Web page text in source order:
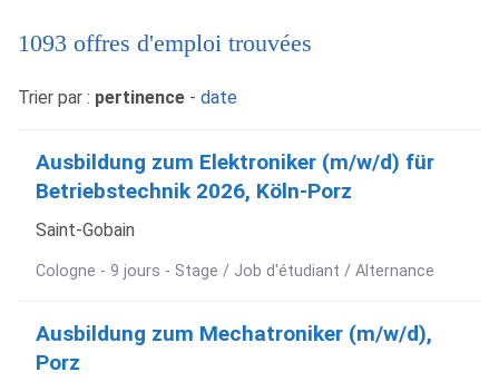
1093 offres d'emploi trouvées
Trier par : pertinence - date
Ausbildung zum Elektroniker (m/w/d) für
Betriebstechnik 2026, Köln-Porz
Saint-Gobain
Cologne - 9 jours - Stage / Job d'étudiant / Alternance
Ausbildung zum Mechatroniker (m/w/d),
Porz